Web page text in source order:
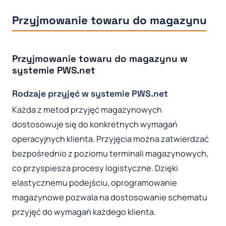
Przyjmowanie towaru do magazynu
Przyjmowanie towaru do magazynu w
systemie PWS.net
Rodzaje przyjęć w systemie PWS.net
Każda z metod przyjęć magazynowych
dostosowuje się do konkretnych wymagań
operacyjnych klienta. Przyjęcia można zatwierdzać
bezpośrednio z poziomu terminali magazynowych,
co przyspiesza procesy logistyczne. Dzięki
elastycznemu podejściu, oprogramowanie
magazynowe pozwala na dostosowanie schematu
przyjęć do wymagań każdego klienta.